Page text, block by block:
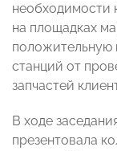
необходимости
на площадках
положительную
станций от
запчастей
В ходе
презентовала